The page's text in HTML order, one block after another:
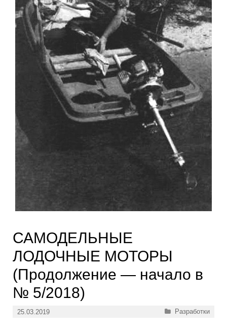
САМОДЕЛЬНЫЕ
ЛОДОЧНЫЕ МОТОРЫ
(Продолжение — начало в
№ 5/2018)
25.03.2019 Рубрики
Разработки